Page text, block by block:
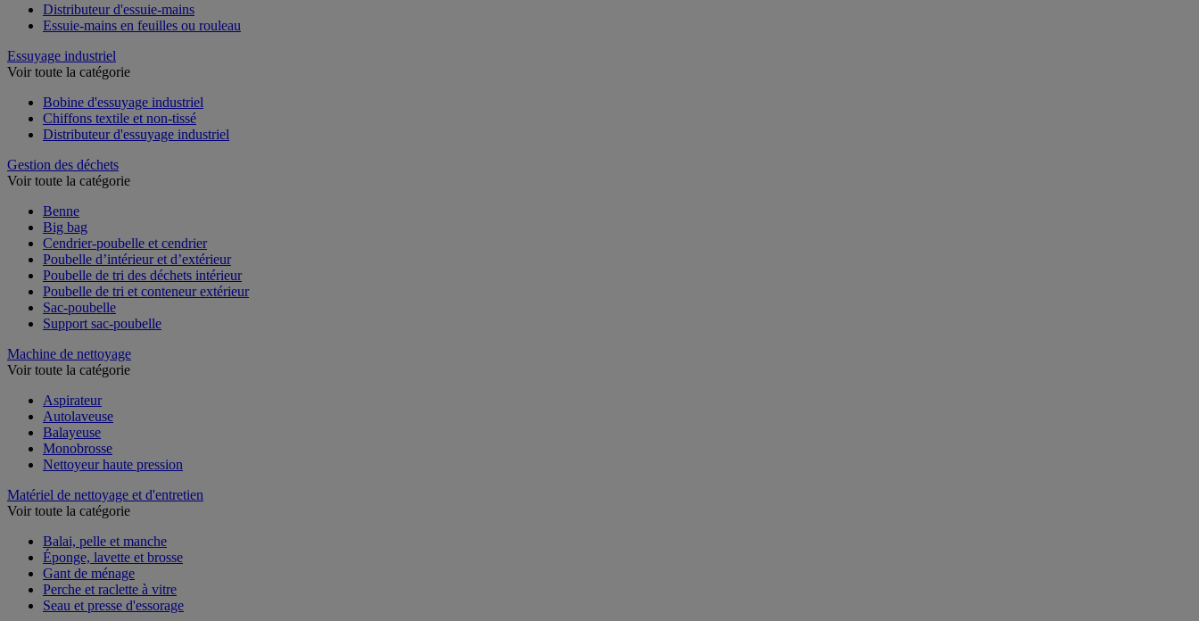
Distributeur d'essuie-mains
Essuie-mains en feuilles ou rouleau
Essuyage industriel
Voir toute la catégorie
Bobine d'essuyage industriel
Chiffons textile et non-tissé
Distributeur d'essuyage industriel
Gestion des déchets
Voir toute la catégorie
Benne
Big bag
Cendrier-poubelle et cendrier
Poubelle d’intérieur et d’extérieur
Poubelle de tri des déchets intérieur
Poubelle de tri et conteneur extérieur
Sac-poubelle
Support sac-poubelle
Machine de nettoyage
Voir toute la catégorie
Aspirateur
Autolaveuse
Balayeuse
Monobrosse
Nettoyeur haute pression
Matériel de nettoyage et d'entretien
Voir toute la catégorie
Balai, pelle et manche
Éponge, lavette et brosse
Gant de ménage
Perche et raclette à vitre
Seau et presse d'essorage